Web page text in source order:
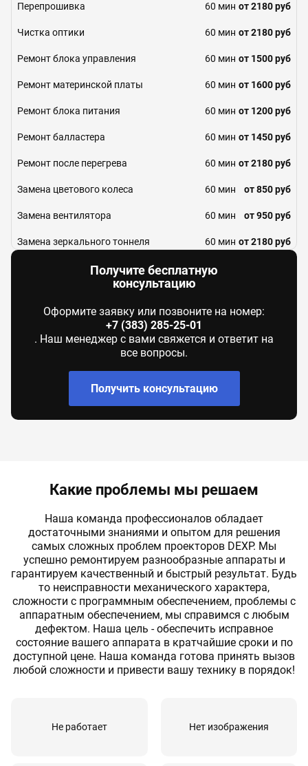
Перепрошивка 60 мин от 2180 руб
Чистка оптики 60 мин от 2180 руб
Ремонт блока управления 60 мин от 1500 руб
Ремонт материнской платы 60 мин от 1600 руб
Ремонт блока питания 60 мин от 1200 руб
Ремонт балластера 60 мин от 1450 руб
Ремонт после перегрева 60 мин от 2180 руб
Замена цветового колеса 60 мин от 850 руб
Замена вентилятора 60 мин от 950 руб
Замена зеркального тоннеля 60 мин от 2180 руб
60 мин
Замена фильтра от 1090 руб
Замена lcd-матрицы 60 мин от 2190 руб
Замена оптики 60 мин от 1090 руб
Получите бесплатную
консультацию
Оформите заявку или позвоните на номер:
+7 (383) 285-25-01
. Наш менеджер с вами свяжется и ответит на
все вопросы.
Получить консультацию
Какие проблемы мы решаем
Наша команда профессионалов обладает
достаточными знаниями и опытом для решения
самых сложных проблем проекторов DEXP. Мы
успешно ремонтируем разнообразные аппараты и
гарантируем качественный и быстрый результат. Будь
то неисправности механического характера,
cложности с программным обеспечением, проблемы с
аппаратным обеспечением, мы справимся с любым
дефектом. Наша цель - обеспечить исправное
состояние вашего аппарата в кратчайшие сроки и по
доступной цене. Наша команда готова принять вызов
любой сложности и привести вашу технику в порядок!
Не работает Нет изображения